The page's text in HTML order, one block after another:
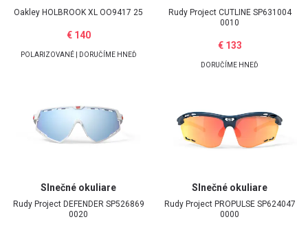
Oakley HOLBROOK XL OO9417 25
€ 140
POLARIZOVANÉ | DORUČÍME HNEĎ
Rudy Project CUTLINE SP631004
0010
€ 133
DORUČÍME HNEĎ
Slnečné okuliare
Rudy Project DEFENDER SP526869
0020
Slnečné okuliare
Rudy Project PROPULSE SP624047
0000